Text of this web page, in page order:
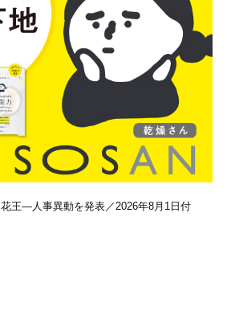
花王―人事異動を発表／2026年8月1日付